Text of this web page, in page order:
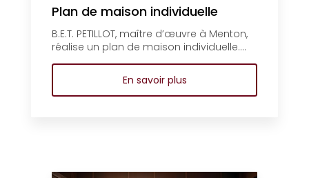
Plan de maison individuelle
B.E.T. PETILLOT, maître d’œuvre à Menton,
réalise un plan de maison individuelle....
En savoir plus